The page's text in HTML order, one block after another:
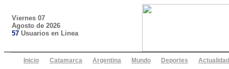
Viernes 07
Agosto de 2026
57 Usuarios en Linea
Inicio Catamarca Argentina Mundo Deportes
Actualidad